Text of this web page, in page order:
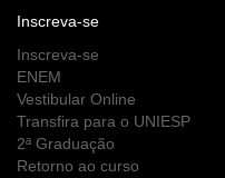
Inscreva-se
Inscreva-se
ENEM
Vestibular Online
Transfira para o UNIESP
2ª Graduação
Retorno ao curso